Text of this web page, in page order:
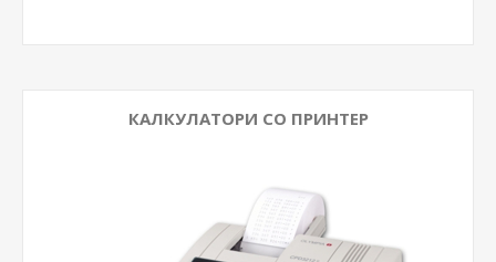
КАЛКУЛАТОРИ СО ПРИНТЕР